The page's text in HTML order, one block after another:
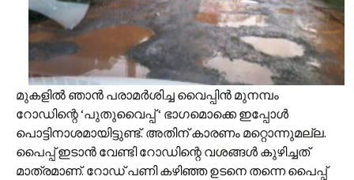
മുകളിൽ ഞാൻ പരാമർശിച്ച വൈപ്പിൻ മുനമ്പം
റോഡിന്റെ ‘പുതുവൈപ്പ് ‘ ഭാഗമൊക്കെ ഇപ്പോൾ
പൊട്ടിനാശമായിട്ടുണ്ട്. അതിന് കാരണം മറ്റൊന്നുമല്ല.
പൈപ്പ് ഇടാൻ വേണ്ടി റോഡിന്റെ വശങ്ങൾ കുഴിച്ചത്
മാത്രമാണ്. റോഡ് പണി കഴിഞ്ഞ ഉടനെ തന്നെ പൈപ്പ്